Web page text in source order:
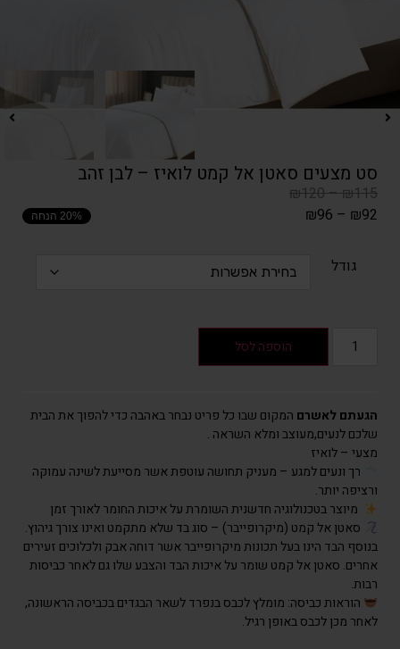
סט מצעים סאטן אל קמט לואיז – לבן זהב
₪115
–
₪120
₪92
–
₪96
הקודם
₪120
עד
המחיר
הנוכחי
הוא
₪92
–
₪96
טווח
מחירים:
20% הנחה
גודל
הוספה לסל
הגעתם לאשרם המקום שבו כל פריט נבחר באהבה כדי להפוך את הבית
שלכם לנעים,מעוצב ומלא השראה .
מצעי – לואיז
רך ונעים למגע – מעניק תחושה עוטפת אשר מסייעת לשינה עמוקה
ורציפה יותר.
מיוצר בטכנולוגיה חדשנית השומרת על איכות החומר לאורך זמן
סאטן אל קמט (מיקרופייבר) – סוג בד שלא מתקמט ואינו צורך גיהוץ.
בנוסף הבד הינו בעל תכונות מיקרופייבר אשר דוחה אבק ולכלוכים זעירים
אחרים. סאטן אל קמט שומר על איכות הבד והצבע שלו גם לאחר כביסות
רבות.
הוראות כביסה: מומלץ לכבס בנפרד לשאר הבגדים בכביסה הראשונה,
לאחר מכן לכבס באופן רגיל.